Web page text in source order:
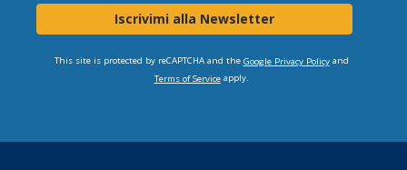
Iscrivimi alla Newsletter
This site is protected by reCAPTCHA and the Google Privacy Policyand
Terms of Serviceapply.